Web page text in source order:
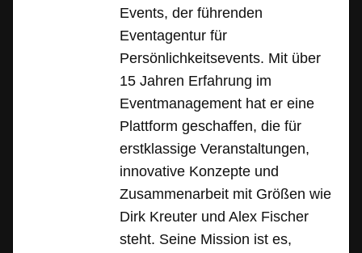
Events, der führenden
Eventagentur für
Persönlichkeitsevents. Mit über
15 Jahren Erfahrung im
Eventmanagement hat er eine
Plattform geschaffen, die für
erstklassige Veranstaltungen,
innovative Konzepte und
Zusammenarbeit mit Größen wie
Dirk Kreuter und Alex Fischer
steht. Seine Mission ist es,